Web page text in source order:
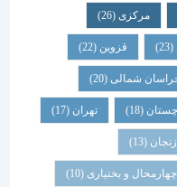
(26)
قزوین
(20)
تهران
و بختیاری (10)